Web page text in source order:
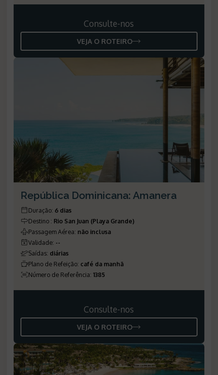
Consulte-nos
VEJA O ROTEIRO
República Dominicana: Amanera
Duração: 6 dias
Destino : Rio San Juan (Playa Grande)
Passagem Aérea: não inclusa
Validade: --
Saídas: diárias
Plano de Refeição: café da manhã
Número de Referência: 1385
Consulte-nos
VEJA O ROTEIRO